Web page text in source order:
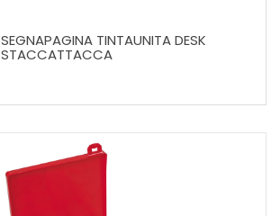
SEGNAPAGINA TINTAUNITA DESK
STACCATTACCA